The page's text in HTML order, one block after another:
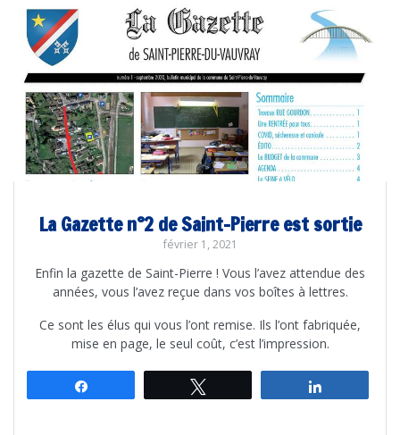
La Gazette n°2 de Saint-Pierre est sortie
février 1, 2021
Enfin la gazette de Saint-Pierre ! Vous l’avez attendue des
années, vous l’avez reçue dans vos boîtes à lettres.
Ce sont les élus qui vous l’ont remise. Ils l’ont fabriquée,
mise en page, le seul coût, c’est l’impression.